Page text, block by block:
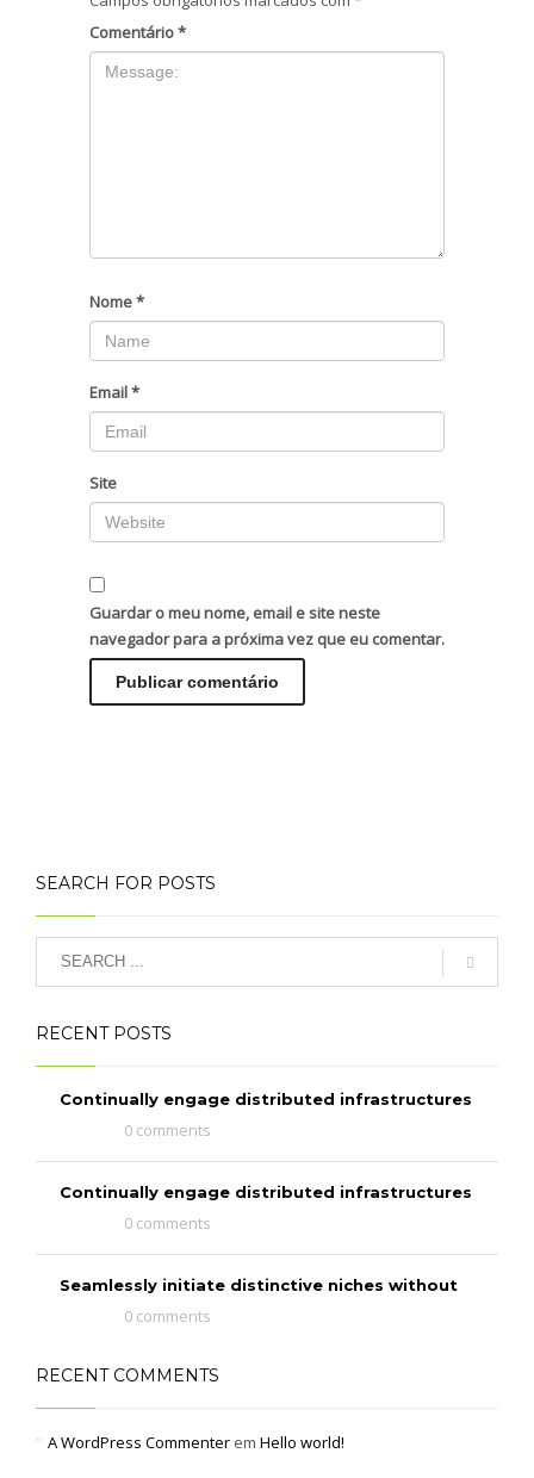
Comentário*
Nome*
Email*
Site
Guardar o meu nome, email e site neste
navegador para a próxima vez que eu comentar.
SEARCH FOR POSTS
RECENT POSTS
Continually engage distributed infrastructures
0 comments
Continually engage distributed infrastructures
0 comments
Seamlessly initiate distinctive niches without
0 comments
RECENT COMMENTS
A WordPress Commenter em Hello world!